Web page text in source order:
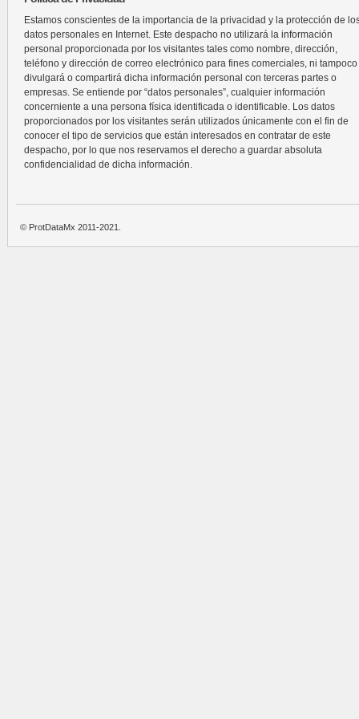
Estamos conscientes de la importancia de la privacidad y la protección de
datos personales en Internet. Este despacho no utilizará la información
personal proporcionada por los visitantes tales como nombre, dirección,
teléfono y dirección de correo electrónico para fines comerciales, ni tampoco
divulgará o compartirá dicha información personal con terceras partes o
empresas. Se entiende por “datos personales”, cualquier información
concerniente a una persona física identificada o identificable. Los datos
proporcionados por los visitantes serán utilizados únicamente con el fin de
conocer el tipo de servicios que están interesados en contratar de este
despacho, por lo que nos reservamos el derecho a guardar absoluta
confidencialidad de dicha información.
© ProtDataMx 2011-2021.